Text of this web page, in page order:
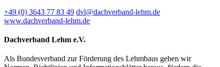
+49 (0) 3643 77 83 49 dvl@dachverband-lehm.de
www.dachverband-lehm.de
Dachverband Lehm e.V.
Als Bundesverband zur Förderung des Lehmbaus geben wir